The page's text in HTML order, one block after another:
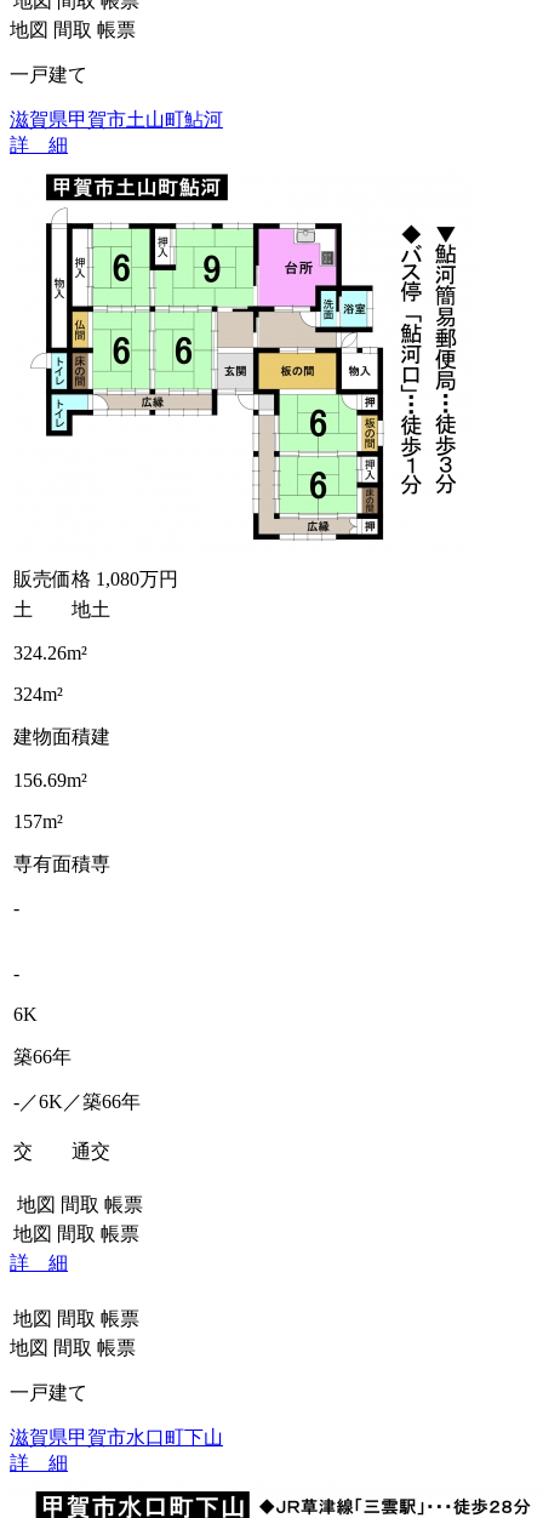
地図 間取 帳票
一戸建て
滋賀県甲賀市土山町鮎河
詳 細
販売価格 1,080万円
土 地土
324.26m²
324m²
建物面積建
156.69m²
157m²
専有面積専
-
-
6K
築66年
-／6K／築66年
交 通交
地図 間取 帳票
地図 間取 帳票
詳 細
地図 間取 帳票
地図 間取 帳票
一戸建て
滋賀県甲賀市水口町下山
詳 細